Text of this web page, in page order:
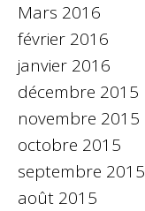
Mars 2016
février 2016
janvier 2016
décembre 2015
novembre 2015
octobre 2015
septembre 2015
août 2015